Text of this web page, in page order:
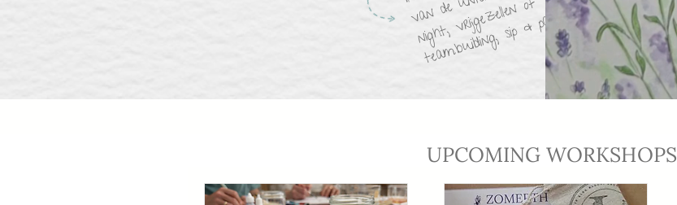
d
u
e
n
f
.
UPCOMING WORKSHOPS